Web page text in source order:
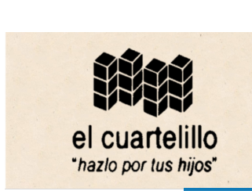
El Cuartelillo
Programa de radio de